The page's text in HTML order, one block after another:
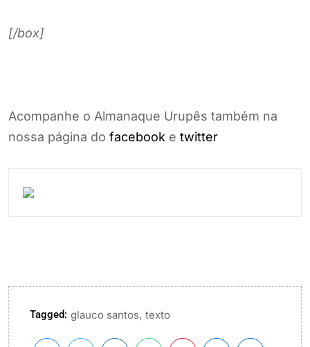
[/box]
Acompanhe o Almanaque Urupês também na
nossa página do facebook e twitter
Tagged: glauco santos, texto